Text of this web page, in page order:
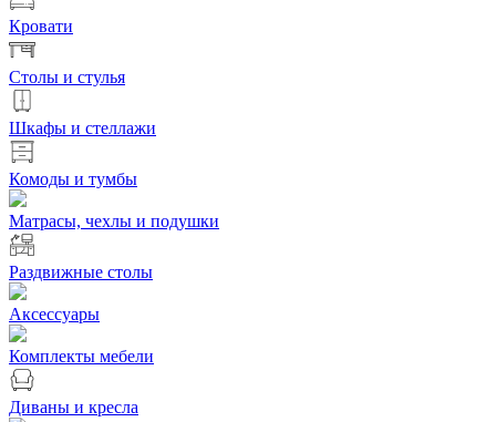
Кровати
Столы и стулья
Шкафы и стеллажи
Комоды и тумбы
Матрасы, чехлы и подушки
Раздвижные столы
Аксессуары
Комплекты мебели
Диваны и кресла